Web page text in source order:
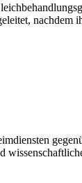
nachdem